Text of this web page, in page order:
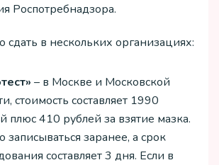
Роспотребнадзора.
в нескольких организациях:
– в Москве и Московской
стоимость составляет 1990
плюс 410 рублей за взятие мазка.
записываться заранее, а срок
составляет 3 дня. Если в